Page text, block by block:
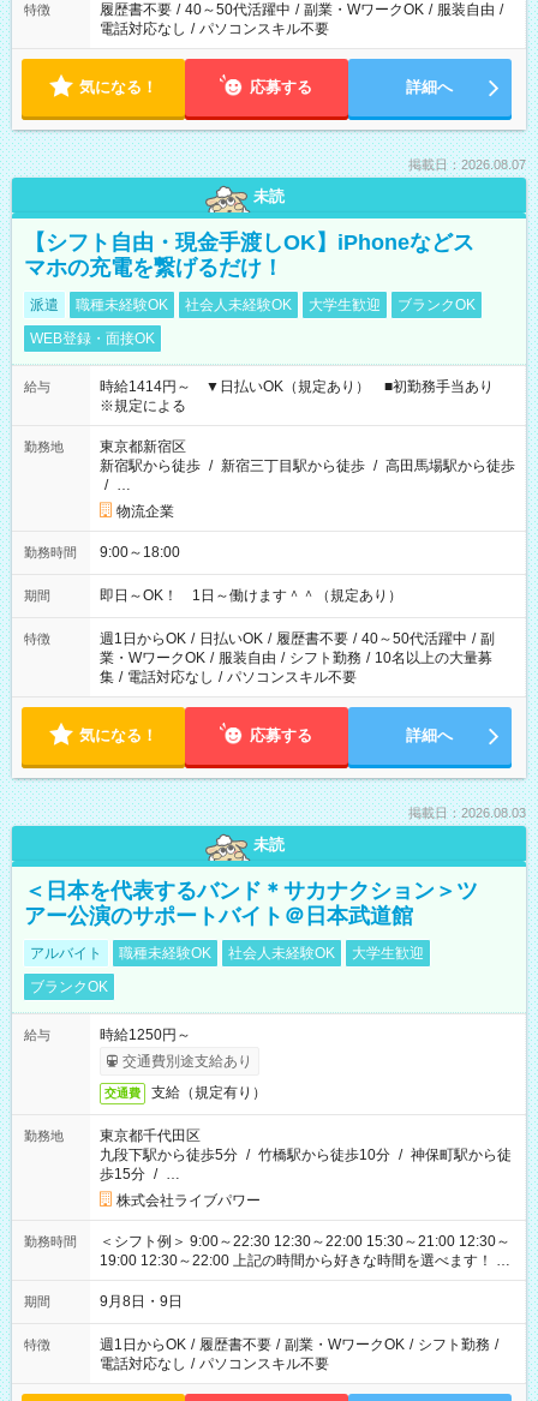
特徴 履歴書不要 / 40～50代活躍中 / 副業・WワークOK / 服装自由 /
電話対応なし / パソコンスキル不要
気になる！ 応募する 詳細へ
掲載日：2026.08.07
未読
【シフト自由・現金手渡しOK】iPhoneなどス
マホの充電を繋げるだけ！
派遣 職種未経験OK 社会人未経験OK 大学生歓迎
ブランクOK
WEB登録・面接OK
給与
時給1414円～ ▼日払いOK（規定あり） ■初勤務手当あり
※規定による
勤務地
東京都新宿区
新宿駅から徒歩 / 新宿三丁目駅から徒歩 / 高田馬場駅から徒歩
/ …
物流企業
勤務時間 9:00～18:00
期間 即日～OK！ 1日～働けます＾＾（規定あり）
特徴 週1日からOK / 日払いOK / 履歴書不要 / 40～50代活躍中 / 副
業・WワークOK / 服装自由 / シフト勤務 / 10名以上の大量募
集 / 電話対応なし / パソコンスキル不要
気になる！ 応募する 詳細へ
掲載日：2026.08.03
未読
＜日本を代表するバンド＊サカナクション＞ツ
アー公演のサポートバイト＠日本武道館
アルバイト 職種未経験OK 社会人未経験OK
大学生歓迎
ブランクOK
給与
時給1250円～
交通費別途支給あり
交通費 支給（規定有り）
勤務地
東京都千代田区
九段下駅から徒歩5分 / 竹橋駅から徒歩10分 / 神保町駅から徒
歩15分 / …
株式会社ライブパワー
勤務時間
＜シフト例＞ 9:00～22:30 12:30～22:00 15:30～21:00 12:30～
19:00 12:30～22:00 上記の時間から好きな時間を選べます！ ※
時間は変更となる可能性があります
期間 9月8日・9日
特徴 週1日からOK / 履歴書不要 / 副業・WワークOK / シフト勤務 /
電話対応なし / パソコンスキル不要